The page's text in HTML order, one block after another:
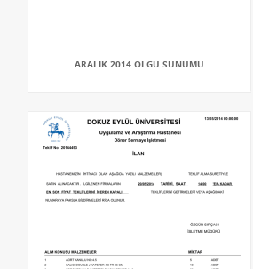
ARALIK 2014 OLGU SUNUMU